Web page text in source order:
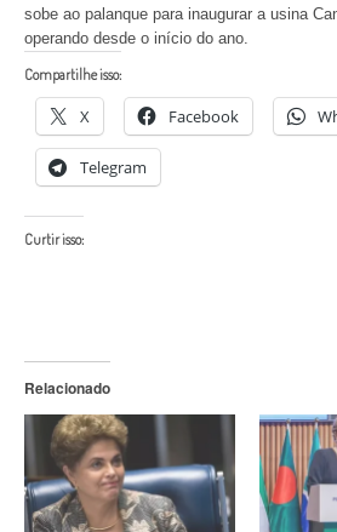
sobe ao palanque para inaugurar a usina
operando desde o início do ano.
Compartilhe isso:
X Facebook
Telegram
Curtir isso:
Relacionado